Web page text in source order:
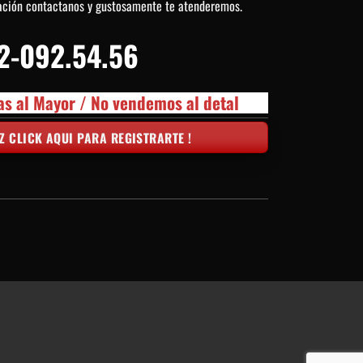
contactanos y gustosamente te atenderemos.
092.54.56
al Mayor / No vendemos al detal
CLICK AQUI PARA REGISTRARTE !